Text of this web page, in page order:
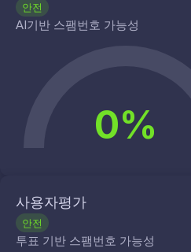
안전
AI기반 스팸번호 가능성
0%
사용자평가
안전
투표 기반 스팸번호 가능성